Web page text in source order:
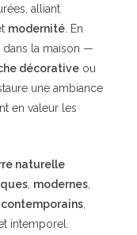
alliant
modernité . En
dans la maison —
décorative ou
une ambiance
en valeur les
naturelle
modernes
contemporains
intemporel.